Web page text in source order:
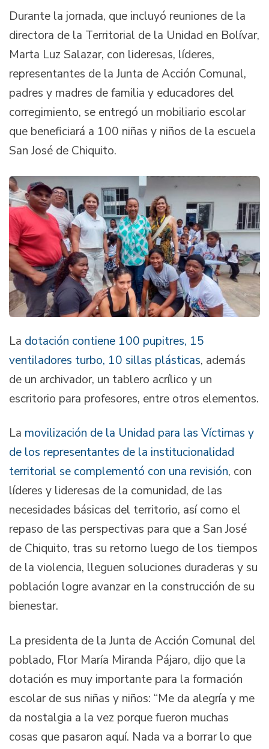
Durante la jornada, que incluyó reuniones de la
directora de la Territorial de la Unidad en Bolívar,
Marta Luz Salazar, con lideresas, líderes,
representantes de la Junta de Acción Comunal,
padres y madres de familia y educadores del
corregimiento, se entregó un mobiliario escolar
que beneficiará a 100 niñas y niños de la escuela
San José de Chiquito.
La dotación contiene 100 pupitres, 15
ventiladores turbo, 10 sillas plásticas, además
de un archivador, un tablero acrílico y un
escritorio para profesores, entre otros elementos.
La movilización de la Unidad para las Víctimas y
de los representantes de la institucionalidad
territorial se complementó con una revisión, con
líderes y lideresas de la comunidad, de las
necesidades básicas del territorio, así como el
repaso de las perspectivas para que a San José
de Chiquito, tras su retorno luego de los tiempos
de la violencia, lleguen soluciones duraderas y su
población logre avanzar en la construcción de su
bienestar.
La presidenta de la Junta de Acción Comunal del
poblado, Flor María Miranda Pájaro, dijo que la
dotación es muy importante para la formación
escolar de sus niñas y niños: “Me da alegría y me
da nostalgia a la vez porque fueron muchas
cosas que pasaron aquí. Nada va a borrar lo que